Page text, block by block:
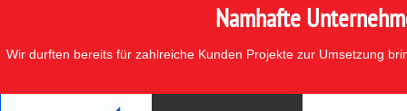
Namhafte
Wir durften bereits für zahlreiche Kunden Projekte zur Umsetzung